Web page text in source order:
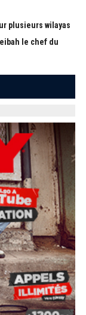
plusieurs wilayas
le chef du